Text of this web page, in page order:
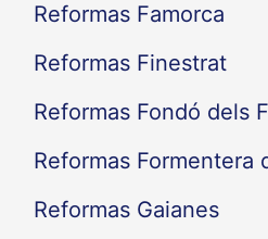
Reformas Famorca
Reformas Finestrat
Reformas Fondó dels
Reformas Formentera
Reformas Gaianes